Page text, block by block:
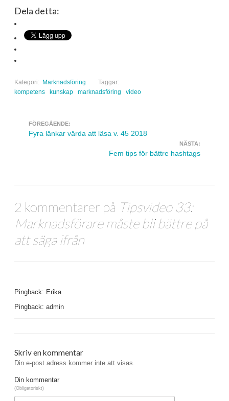
Dela detta:
Kategori: Marknadsföring
Taggar:
kompetens
kunskap marknadsföring video
Navigera inlägg
FÖREGÅENDE:
Fyra länkar värda att läsa v. 45 2018
NÄSTA:
Fem tips för bättre hashtags
2 kommentarer på Tipsvideo 33:
Marknadsförare måste bli bättre på
att säga ifrån
Pingback: Erika
Pingback: admin
Skriv en kommentar
Din e-post adress kommer inte att visas.
Din kommentar
(Obligatoriskt)